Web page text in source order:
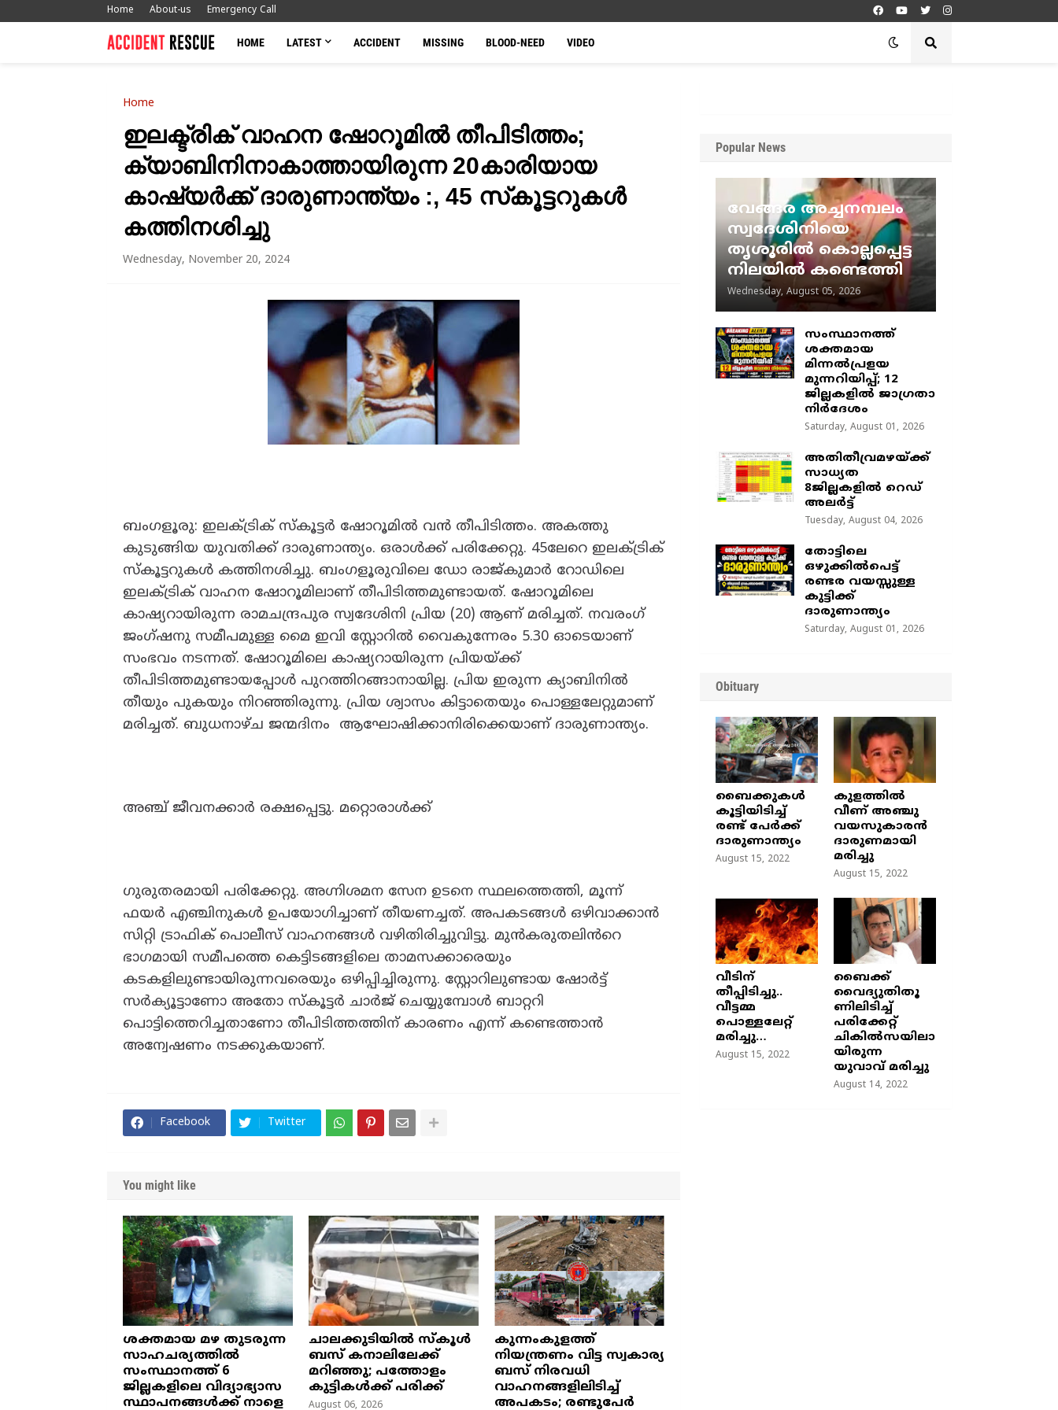
Home About-us Emergency Call
HOME LATEST ACCIDENT MISSING BLOOD-NEED VIDEO
Home
ഇലക്ട്രിക് വാഹന ഷോറൂമിൽ തീപിടിത്തം;
ക്യാബിനിനാകാത്തായിരുന്ന 20കാരിയായ
കാഷ്യർക്ക് ദാരുണാന്ത്യം :, 45 സ്‌കൂട്ടറുകൾ
കത്തിനശിച്ചു
Wednesday, November 20, 2024
ബംഗളൂരു: ഇലക്ട്രിക് സ്‌കൂട്ടർ ഷോറൂമിൽ വൻ തീപിടിത്തം. അകത്തു
കുടുങ്ങിയ യുവതിക്ക് ദാരുണാന്ത്യം. ഒരാൾക്ക് പരിക്കേറ്റു. 45ലേറെ ഇലക്ട്രിക്
സ്‌കൂട്ടറുകൾ കത്തിനശിച്ചു. ബംഗളൂരുവിലെ ഡോ രാജ്കുമാർ റോഡിലെ
ഇലക്ട്രിക് വാഹന ഷോറൂമിലാണ് തീപിടിത്തമുണ്ടായത്. ഷോറൂമിലെ
കാഷ്യറായിരുന്ന രാമചന്ദ്രപുര സ്വദേശിനി പ്രിയ (20) ആണ് മരിച്ചത്. നവരംഗ്
ജംഗ്ഷനു സമീപമുള്ള മൈ ഇവി സ്റ്റോറിൽ വൈകുന്നേരം 5.30 ഓടെയാണ്
സംഭവം നടന്നത്. ഷോറൂമിലെ കാഷ്യറായിരുന്ന പ്രിയയ്ക്ക്
തീപിടിത്തമുണ്ടായപ്പോൾ പുറത്തിറങ്ങാനായില്ല. പ്രിയ ഇരുന്ന ക്യാബിനിൽ
തീയും പുകയും നിറഞ്ഞിരുന്നു. പ്രിയ ശ്വാസം കിട്ടാതെയും പൊള്ളലേറ്റുമാണ്
മരിച്ചത്. ബുധനാഴ്ച ജന്മദിനം ആഘോഷിക്കാനിരിക്കെയാണ് ദാരുണാന്ത്യം.
അഞ്ച് ജീവനക്കാർ രക്ഷപ്പെട്ടു. മറ്റൊരാൾക്ക്
ഗുരുതരമായി പരിക്കേറ്റു. അഗ്നിശമന സേന ഉടനെ സ്ഥലത്തെത്തി, മൂന്ന്
ഫയർ എഞ്ചിനുകൾ ഉപയോഗിച്ചാണ് തീയണച്ചത്. അപകടങ്ങൾ ഒഴിവാക്കാൻ
സിറ്റി ട്രാഫിക് പൊലീസ് വാഹനങ്ങൾ വഴിതിരിച്ചുവിട്ടു. മുൻകരുതലിൻറെ
ഭാഗമായി സമീപത്തെ കെട്ടിടങ്ങളിലെ താമസക്കാരെയും
കടകളിലുണ്ടായിരുന്നവരെയും ഒഴിപ്പിച്ചിരുന്നു. സ്റ്റോറിലുണ്ടായ ഷോർട്ട്
സർക്യൂട്ടാണോ അതോ സ്‌കൂട്ടർ ചാർജ് ചെയ്യുമ്പോൾ ബാറ്ററി
പൊട്ടിത്തെറിച്ചതാണോ തീപിടിത്തത്തിന് കാരണം എന്ന് കണ്ടെത്താൻ
അന്വേഷണം നടക്കുകയാണ്.
Facebook Twitter
You might like
ശക്തമായ മഴ തുടരുന്ന
സാഹചര്യത്തിൽ
സംസ്ഥാനത്ത് 6
ജില്ലകളിലെ വിദ്യാഭ്യാസ
സ്ഥാപനങ്ങൾക്ക് നാളെ
ചാലക്കുടിയിൽ സ്കൂൾ
ബസ് കനാലിലേക്ക്
മറിഞ്ഞു; പത്തോളം
കുട്ടികൾക്ക് പരിക്ക്
August 06, 2026
കുന്നംകുളത്ത്
നിയന്ത്രണം വിട്ട സ്വകാര്യ
ബസ് നിരവധി
വാഹനങ്ങളിലിടിച്ച്
അപകടം; രണ്ടുപേർ
Popular News
വേങ്ങര അച്ചനമ്പലം
സ്വദേശിനിയെ
തൃശൂരിൽ കൊല്ലപ്പെട്ട
നിലയിൽ കണ്ടെത്തി
Wednesday, August 05, 2026
സംസ്ഥാനത്ത്
ശക്തമായ
മിന്നൽപ്രളയ
മുന്നറിയിപ്പ്; 12
ജില്ലകളിൽ ജാഗ്രതാ
നിർദേശം
Saturday, August 01, 2026
അതിതീവ്രമഴയ്ക്ക്
സാധ്യത
8ജില്ലകളിൽ റെഡ്
അലർട്ട്
Tuesday, August 04, 2026
തോട്ടിലെ
ഒഴുക്കിൽപെട്ട്
രണ്ടര വയസ്സുള്ള
കുട്ടിക്ക്
ദാരുണാന്ത്യം
Saturday, August 01, 2026
Obituary
ബൈക്കുകൾ
കൂട്ടിയിടിച്ച്
രണ്ട് പേർക്ക്
ദാരുണാന്ത്യം
August 15, 2022
കുളത്തില്‍
വീണ് അഞ്ചു
വയസുകാരന്‍
ദാരുണമായി
മരിച്ചു
August 15, 2022
വീടിന്
തീപ്പിടിച്ചു..
വീട്ടമ്മ
പൊള്ളലേറ്റ്
മരിച്ചു…
August 15, 2022
ബൈക്ക്
വൈദ്യുതിതൂ
ണിലിടിച്ച്‌
പരിക്കേറ്റ്
ചികില്‍സയിലാ
യിരുന്ന
യുവാവ് മരിച്ചു
August 14, 2022